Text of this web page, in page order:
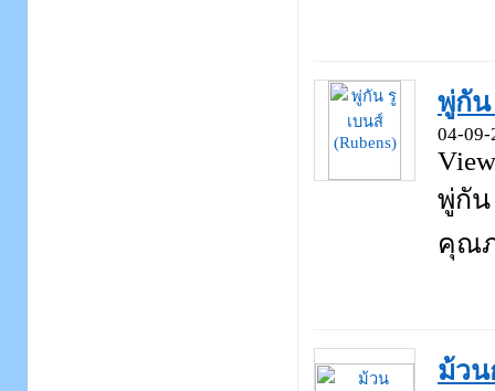
พู่กัน
04-09-
พู่กัน
คุณ
ม้วน